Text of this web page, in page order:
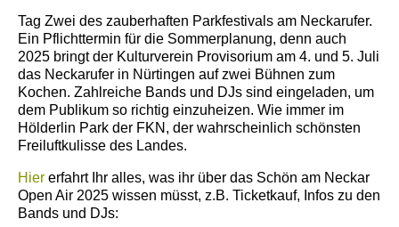
Tag Zwei des zauberhaften Parkfestivals am Neckarufer.
Ein Pflichttermin für die Sommerplanung, denn auch
2025 bringt der Kulturverein Provisorium am 4. und 5. Juli
das Neckarufer in Nürtingen auf zwei Bühnen zum
Kochen. Zahlreiche Bands und DJs sind eingeladen, um
dem Publikum so richtig einzuheizen. Wie immer im
Hölderlin Park der FKN, der wahrscheinlich schönsten
Freiluftkulisse des Landes.
Hier erfahrt Ihr alles, was ihr über das Schön am Neckar
Open Air 2025 wissen müsst, z.B. Ticketkauf, Infos zu den
Bands und DJs: